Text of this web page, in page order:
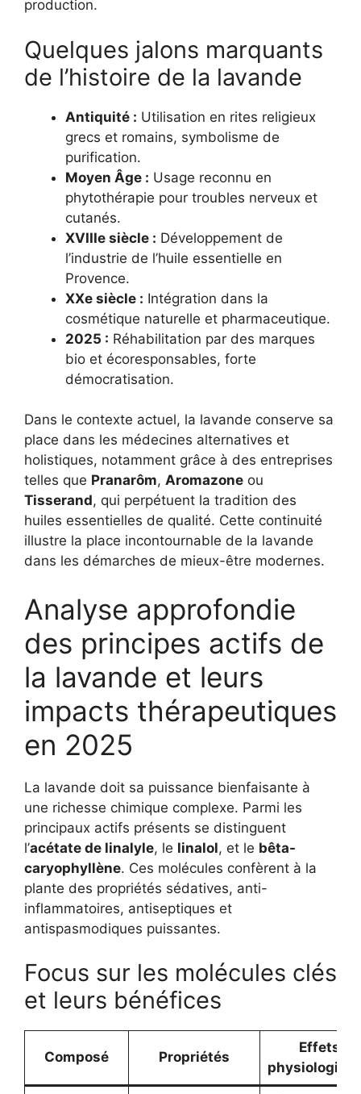
production.
Quelques jalons marquants
de l’histoire de la lavande
Antiquité : Utilisation en rites religieux
grecs et romains, symbolisme de
purification.
Moyen Âge : Usage reconnu en
phytothérapie pour troubles nerveux et
cutanés.
XVIIIe siècle : Développement de
l’industrie de l’huile essentielle en
Provence.
XXe siècle : Intégration dans la
cosmétique naturelle et pharmaceutique.
2025 : Réhabilitation par des marques
bio et écoresponsables, forte
démocratisation.
Dans le contexte actuel, la lavande conserve sa
place dans les médecines alternatives et
holistiques, notamment grâce à des entreprises
telles que Pranarôm, Aromazone ou
Tisserand, qui perpétuent la tradition des
huiles essentielles de qualité. Cette continuité
illustre la place incontournable de la lavande
dans les démarches de mieux-être modernes.
Analyse approfondie
des principes actifs de
la lavande et leurs
impacts thérapeutiques
en 2025
La lavande doit sa puissance bienfaisante à
une richesse chimique complexe. Parmi les
principaux actifs présents se distinguent
l’acétate de linalyle, le linalol, et le bêta-
caryophyllène. Ces molécules confèrent à la
plante des propriétés sédatives, anti-
inflammatoires, antiseptiques et
antispasmodiques puissantes.
Focus sur les molécules clés
et leurs bénéfices
Composé Propriétés
Effets